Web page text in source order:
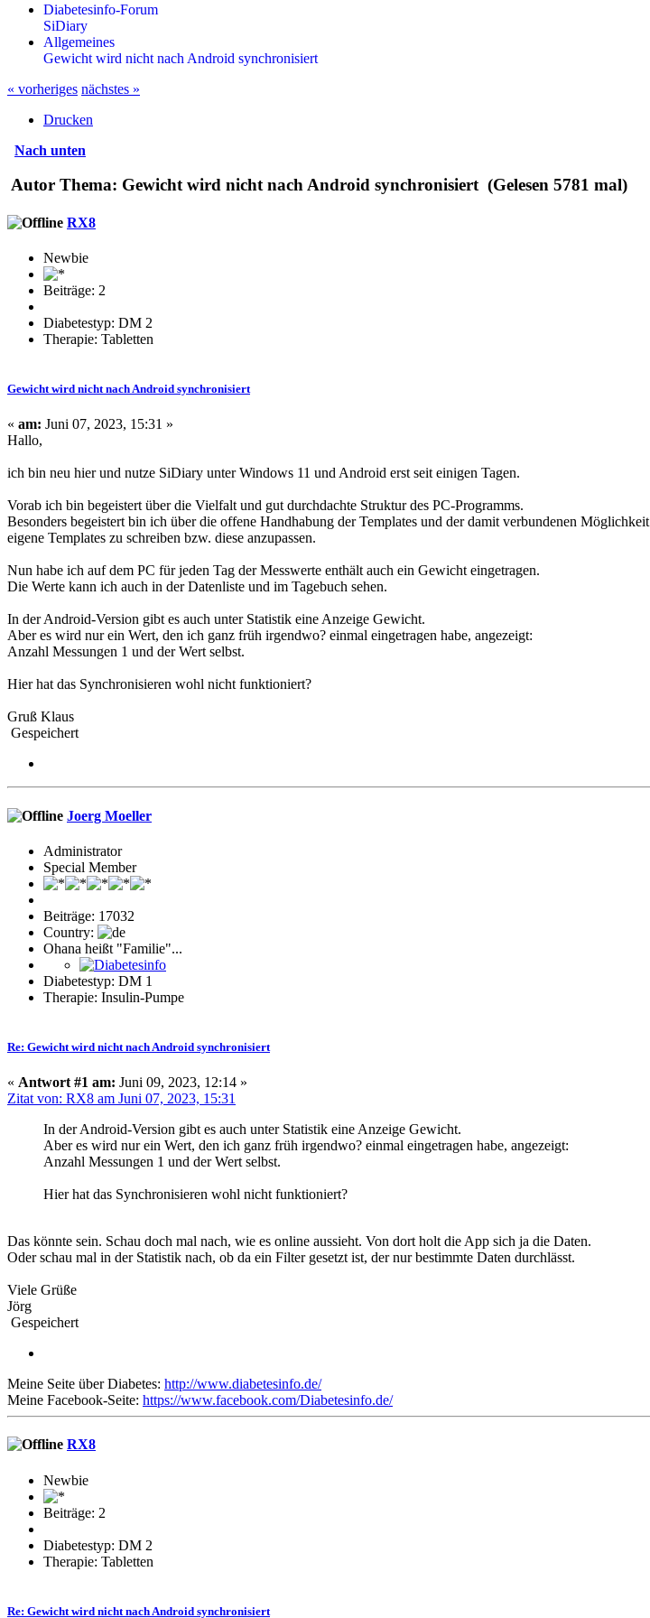
Diabetesinfo-Forum
SiDiary
Allgemeines
Gewicht wird nicht nach Android synchronisiert
« vorheriges nächstes »
Drucken
Nach unten
Autor Thema: Gewicht wird nicht nach Android synchronisiert (Gelesen 5781 mal)
RX8
Newbie
Beiträge: 2
Diabetestyp: DM 2
Therapie: Tabletten
Gewicht wird nicht nach Android synchronisiert
« am: Juni 07, 2023, 15:31 »
Hallo,
ich bin neu hier und nutze SiDiary unter Windows 11 und Android erst seit einigen Tagen.
Vorab ich bin begeistert über die Vielfalt und gut durchdachte Struktur des PC-Programms.
Besonders begeistert bin ich über die offene Handhabung der Templates und der damit verbundenen Möglichkeit
eigene Templates zu schreiben bzw. diese anzupassen.
Nun habe ich auf dem PC für jeden Tag der Messwerte enthält auch ein Gewicht eingetragen.
Die Werte kann ich auch in der Datenliste und im Tagebuch sehen.
In der Android-Version gibt es auch unter Statistik eine Anzeige Gewicht.
Aber es wird nur ein Wert, den ich ganz früh irgendwo? einmal eingetragen habe, angezeigt:
Anzahl Messungen 1 und der Wert selbst.
Hier hat das Synchronisieren wohl nicht funktioniert?
Gruß Klaus
Gespeichert
Joerg Moeller
Administrator
Special Member
Beiträge: 17032
Country:
Ohana heißt "Familie"...
Diabetestyp: DM 1
Therapie: Insulin-Pumpe
Re: Gewicht wird nicht nach Android synchronisiert
« Antwort #1 am: Juni 09, 2023, 12:14 »
Zitat von: RX8 am Juni 07, 2023, 15:31
In der Android-Version gibt es auch unter Statistik eine Anzeige Gewicht.
Aber es wird nur ein Wert, den ich ganz früh irgendwo? einmal eingetragen habe, angezeigt:
Anzahl Messungen 1 und der Wert selbst.
Hier hat das Synchronisieren wohl nicht funktioniert?
Das könnte sein. Schau doch mal nach, wie es online aussieht. Von dort holt die App sich ja die Daten.
Oder schau mal in der Statistik nach, ob da ein Filter gesetzt ist, der nur bestimmte Daten durchlässt.
Viele Grüße
Jörg
Gespeichert
Meine Seite über Diabetes: http://www.diabetesinfo.de/
Meine Facebook-Seite: https://www.facebook.com/Diabetesinfo.de/
RX8
Newbie
Beiträge: 2
Diabetestyp: DM 2
Therapie: Tabletten
Re: Gewicht wird nicht nach Android synchronisiert